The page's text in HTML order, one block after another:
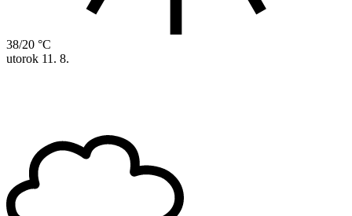
38/20 °C
utorok 11. 8.